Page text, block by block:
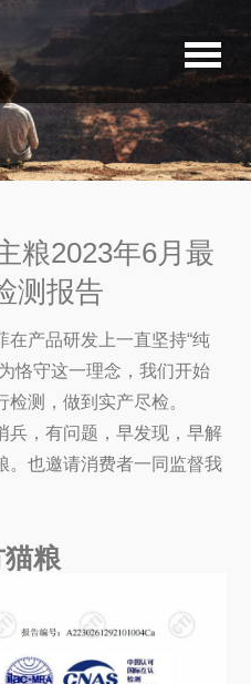
粮2023年6月最
测报告
在产品研发上一直坚持“纯
恪守这一理念，我们开始
测，做到实产尽检。
兵，有问题，早发现，早解
。也邀请消费者一同监督我
粮